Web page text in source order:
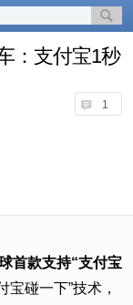
：支付宝1秒
1
首款支持“支付宝
宝碰一下”技术，